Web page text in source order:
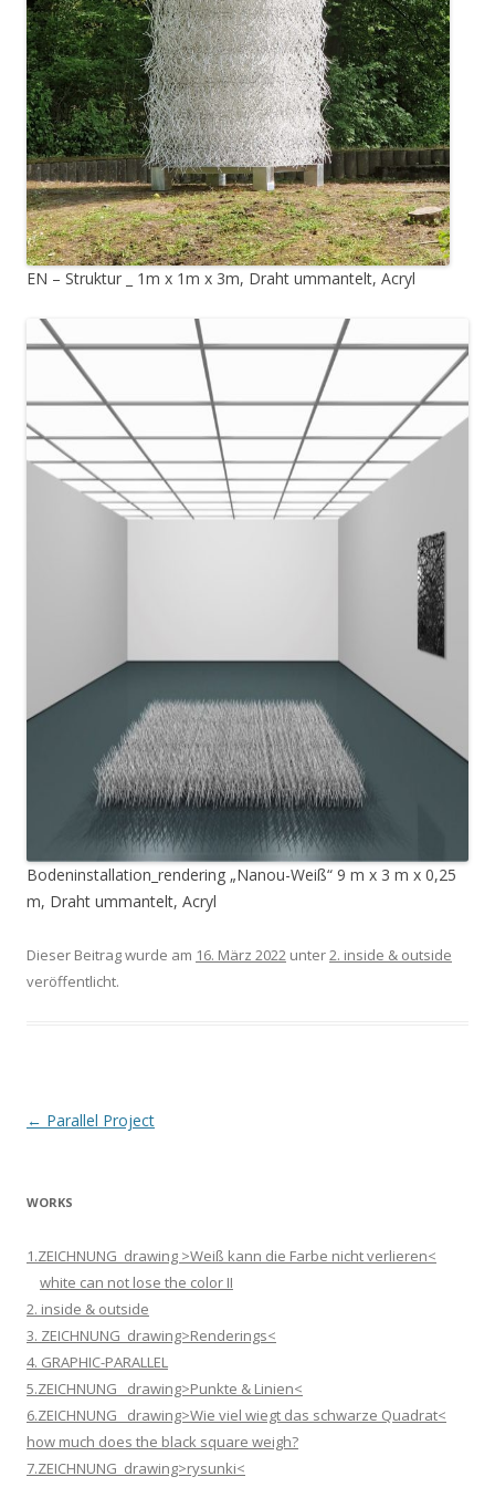
EN – Struktur _ 1m x 1m x 3m, Draht ummantelt, Acryl
Bodeninstallation_rendering „Nanou-Weiß“ 9 m x 3 m x 0,25
m, Draht ummantelt, Acryl
Dieser Beitrag wurde am 16. März 2022 unter2. inside & outside
veröffentlicht.
Beitrags-
← Parallel Project
WORKS
1.ZEICHNUNG_drawing >Weiß kann die Farbe nicht verlieren<
white can not lose the color II
2. inside & outside
3. ZEICHNUNG_drawing>Renderings<
4. GRAPHIC-PARALLEL
5.ZEICHNUNG _drawing>Punkte & Linien<
6.ZEICHNUNG _drawing>Wie viel wiegt das schwarze Quadrat<
how much does the black square weigh?
7.ZEICHNUNG_drawing>rysunki<